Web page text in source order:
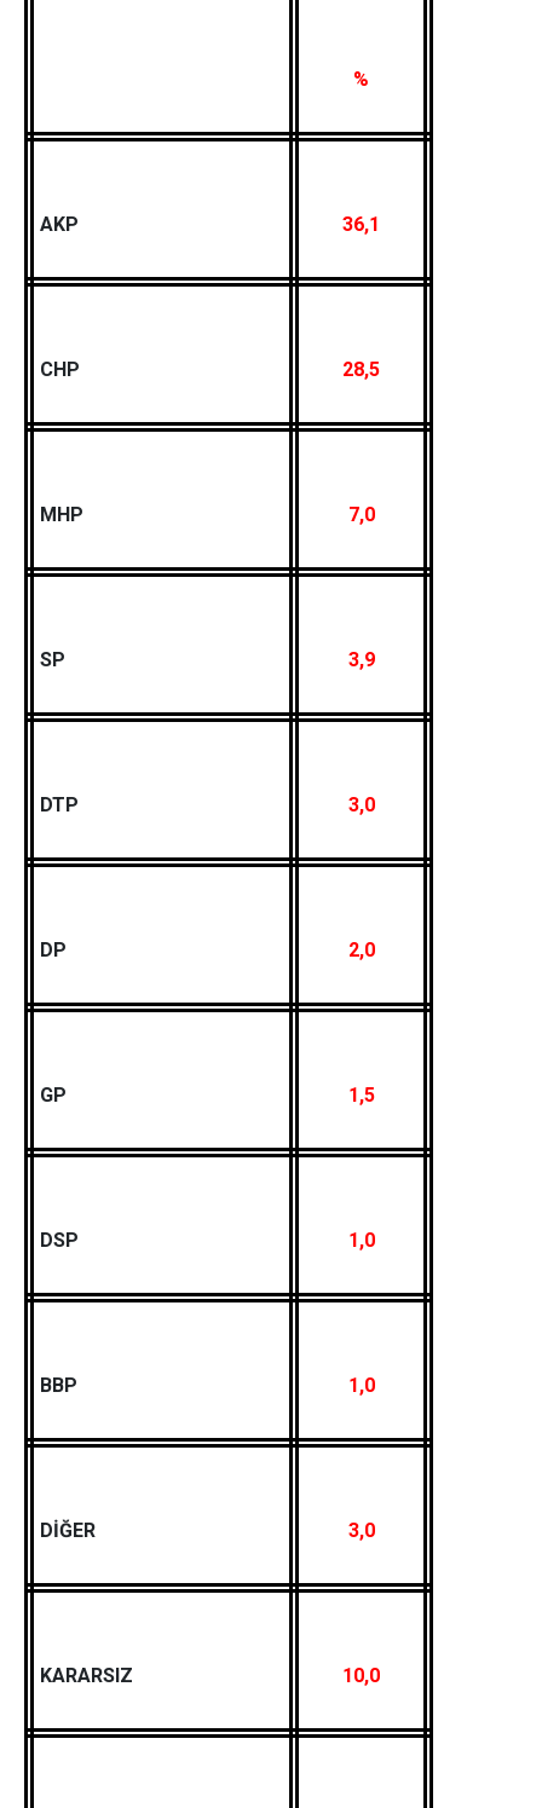
%
AKP 36,1
CHP 28,5
MHP 7,0
SP 3,9
DTP 3,0
DP 2,0
GP 1,5
DSP 1,0
BBP 1,0
DİĞER 3,0
KARARSIZ 10,0